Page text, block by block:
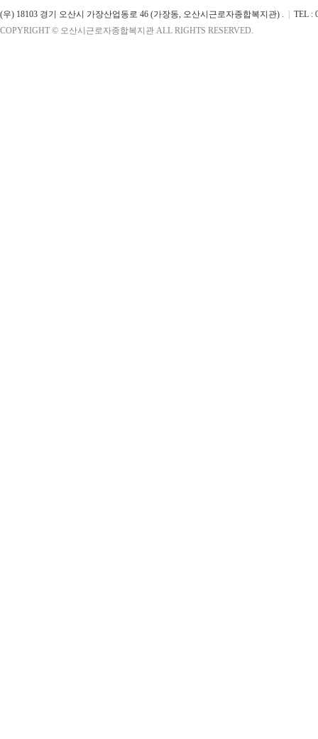
(우) 18103 경기 오산시 가장산업동로 46 (가장동, 오산시근로자종합복지관) .
TEL :
COPYRIGHT © 오산시근로자종합복지관 ALL RIGHTS RESERVED.